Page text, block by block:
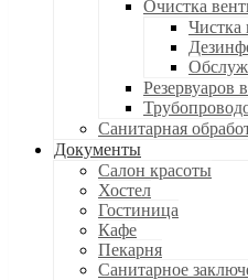
Очистка
Чистка
Резервуаров
Санитарная
Документы
Салон красоты
Хостел
Гостиница
Кафе
Пекарня
Санитарное